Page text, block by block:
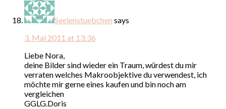
Seelenstuebchen says
3. Mai 2011 at 13:36
Liebe Nora,
deine Bilder sind wieder ein Traum, würdest du mir
verraten welches Makroobjektive du verwendest, ich
möchte mir gerne eines kaufen und bin noch am
vergleichen
GGLG.Doris